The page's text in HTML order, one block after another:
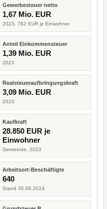
Gewerbesteuer netto
1,67 Mio. EUR
2023, 782 EUR je Einwohner
Anteil Einkommensteuer
1,39 Mio. EUR
2023
Realsteueraufbringungskraft
3,09 Mio. EUR
2023
Kaufkraft
28.850 EUR je
Einwohner
Gemeinde, 2023
Arbeitsort-Beschäftigte
640
Stand 30.06.2024